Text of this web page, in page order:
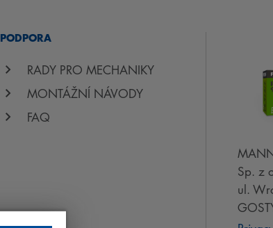
PODPORA
RADY PRO MECHANIKY
MONTÁŽNÍ NÁVODY
FAQ
Sp. z
ul.